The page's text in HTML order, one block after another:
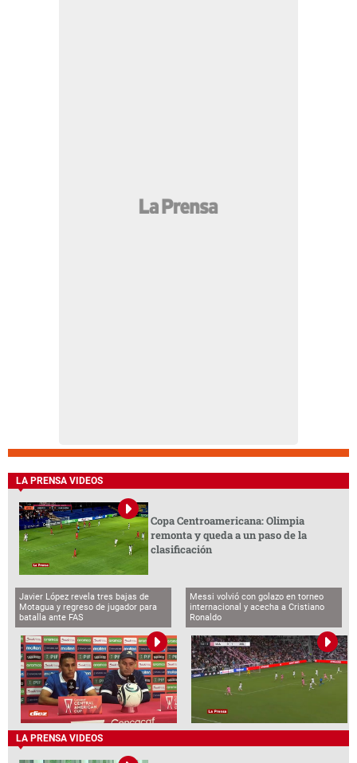
LA PRENSA VIDEOS
Copa Centroamericana: Olimpia
remonta y queda a un paso de la
clasificación
Javier López revela tres bajas de
Motagua y regreso de jugador para
batalla ante FAS
Messi volvió con golazo en torneo
internacional y acecha a Cristiano
Ronaldo
LA PRENSA VIDEOS